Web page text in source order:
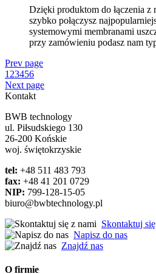
Dzięki produktom do łączenia z
szybko połączysz
systemowymi membranami
przy zamówieniu podasz nam
Prev page
1 23456
Next page
Kontakt
BWB technology
ul. Piłsudskiego 130
26-200 Końskie
woj. świętokrzyskie
tel: +48 511 483 793
fax: +48 41 201 0729
NIP: 799-128-15-05
biuro@bwbtechnology.pl
Skontaktuj
Napisz do nas
Znajdź nas
O firmie